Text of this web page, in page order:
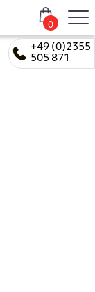
+49 (0)2355
505 871
0